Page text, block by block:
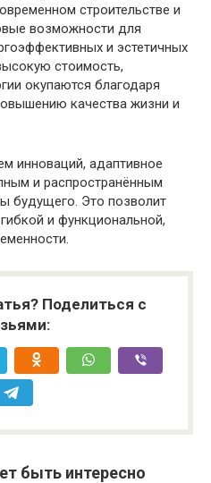
строительстве и
возможности для
и эстетичных
стоимость,
окупаются благодаря
качества жизни и
инноваций, адаптивное
и распространённым
будущего. Это позволит
и функциональной,
Поделиться с
быть интересно